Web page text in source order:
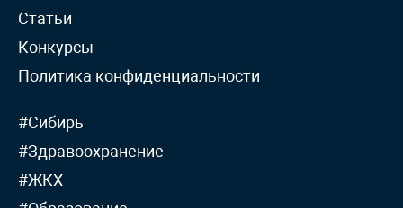
Статьи
Конкурсы
Политика конфиденциальности
#Сибирь
#Здравоохранение
#ЖКХ